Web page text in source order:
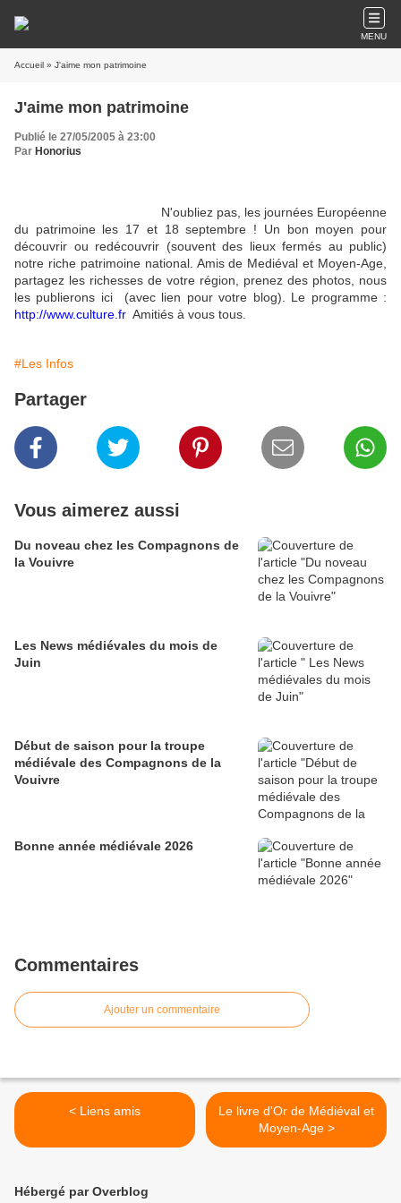
MENU
Accueil » J'aime mon patrimoine
J'aime mon patrimoine
Publié le 27/05/2005 à 23:00
Par Honorius
N'oubliez pas, les journées Européenne
du patrimoine les 17 et 18 septembre ! Un bon moyen pour
découvrir ou redécouvrir (souvent des lieux fermés au public)
notre riche patrimoine national. Amis de Mediéval et Moyen-Age,
partagez les richesses de votre région, prenez des photos, nous
les publierons ici (avec lien pour votre blog). Le programme :
http://www.culture.fr Amitiés à vous tous.
#Les Infos
Partager
Vous aimerez aussi
Du noveau chez les Compagnons de
la Vouivre
Les News médiévales du mois de
Juin
Début de saison pour la troupe
médiévale des Compagnons de la
Vouivre
Bonne année médiévale 2026
Commentaires
Ajouter un commentaire
< Liens amis
Le livre d'Or de Médiéval et
Moyen-Age >
Hébergé par Overblog